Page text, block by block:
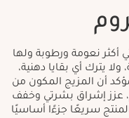
أكثر نعومة ورطوبة ولها
يترك أي بقايا دهنية،
أن المزيج المكون من
عزز إشراق بشرتي وخفف
سريعًا جزءًا أساسيًا